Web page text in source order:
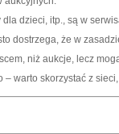
dzieci, itp., są w
dostrzega, że w
niż aukcje, lecz
warto skorzystać z